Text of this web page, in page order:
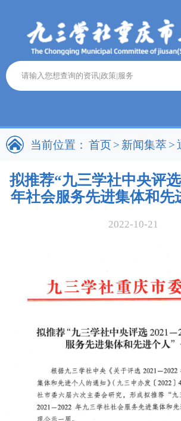
当前位置： 首页> 新闻集萃>
拟推荐“九三学社中央评
年社会服务先进集体和先
2022-10-21